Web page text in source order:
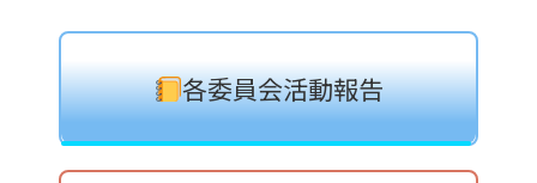
各委員会活動報告